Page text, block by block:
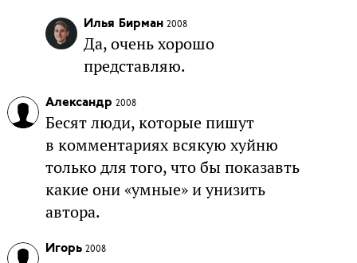
Илья Бирман 2008
Да, очень хорошо
представляю.
Александр 2008
Бесят люди, которые пишут
в комментариях всякую хуйню
только для того, что бы показавть
какие они «умные» и унизить
автора.
Игорь 2008